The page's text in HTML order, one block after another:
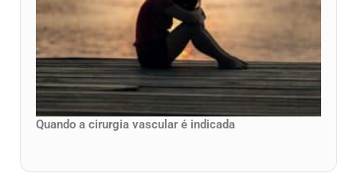
Quando a cirurgia vascular é indicada